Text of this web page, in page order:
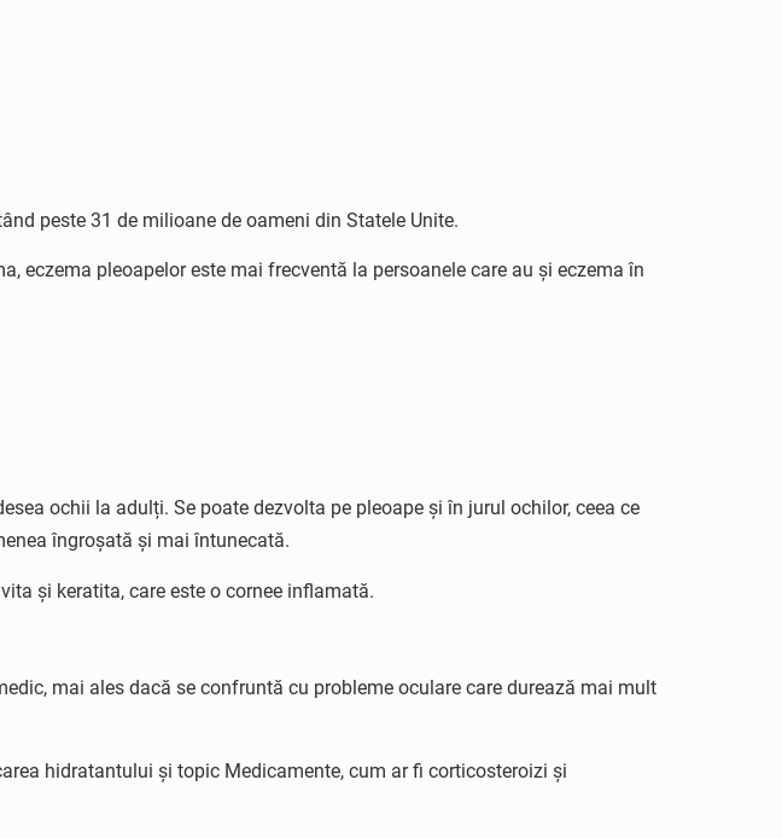
peste 31 de milioane de oameni din Statele Unite.
eczema pleoapelor este mai frecventă la persoanele care au și eczema în
ochii la adulți. Se poate dezvolta pe pleoape și în jurul ochilor, ceea ce
îngroșată și mai întunecată.
și keratita, care este o cornee inflamată.
mai ales dacă se confruntă cu probleme oculare care durează mai mult
hidratantului și topic Medicamente, cum ar fi corticosteroizi și